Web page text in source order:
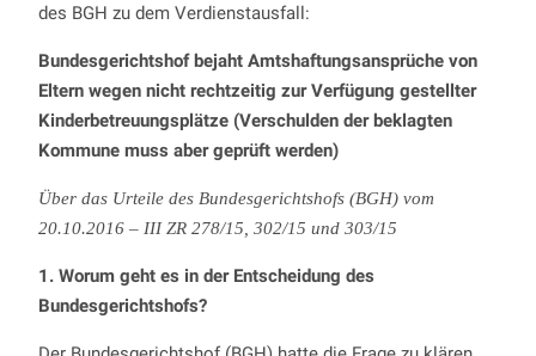
des BGH zu dem Verdienstausfall:
Bundesgerichtshof bejaht Amtshaftungsansprüche von
Eltern wegen nicht rechtzeitig zur Verfügung gestellter
Kinderbetreuungsplätze (Verschulden der beklagten
Kommune muss aber geprüft werden)
Über das Urteile des Bundesgerichtshofs (BGH) vom
20.10.2016 – III ZR 278/15, 302/15 und 303/15
1. Worum geht es in der Entscheidung des
Bundesgerichtshofs?